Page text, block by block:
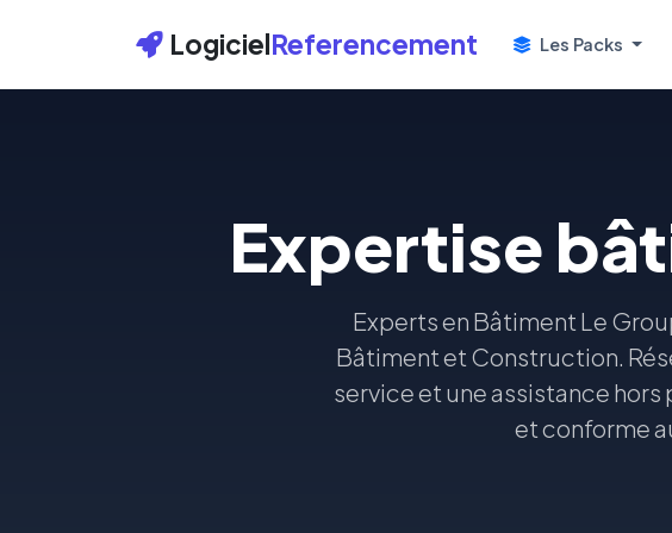
LogicielReferencement Les Packs
Expertise
Experts en Bâtiment Le
Bâtiment et Construction.
service et une assistance
et conforme